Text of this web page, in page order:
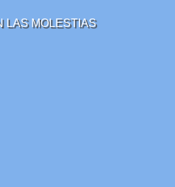
LAS MOLESTIAS